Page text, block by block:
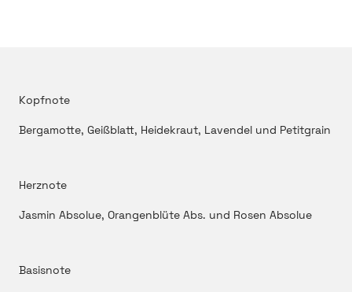
Kopfnote
Bergamotte, Geißblatt, Heidekraut, Lavendel und Petitgrain
Herznote
Jasmin Absolue, Orangenblüte Abs. und Rosen Absolue
Basisnote